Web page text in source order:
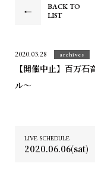
BACK TO
LIST
2020.03.28 archives
【開催中止】百万
ル～
LIVE SCHEDULE
2020.06.06(sat)